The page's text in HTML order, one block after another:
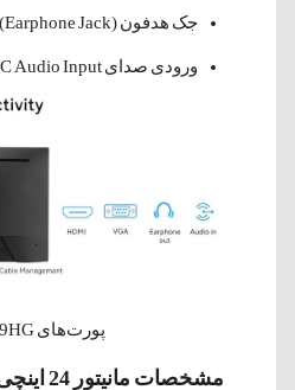
جک هدفون (Earphone Jack)
ورودی صدای PC Audio Input
پورت‌های VA249HG
مشخصات